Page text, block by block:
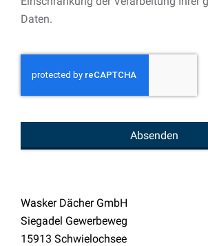
Daten.
Absenden
*
Wasker Dächer GmbH
Siegadel Gewerbeweg
15913 Schwielochsee